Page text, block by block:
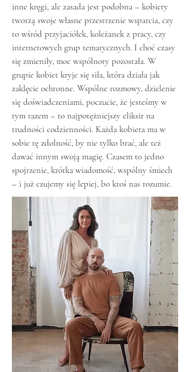
inne kręgi, ale zasada jest podobna – kobiety
tworzą swoje własne przestrzenie wsparcia, czy
to wśród przyjaciółek, koleżanek z pracy, czy
internetowych grup tematycznych. I choć czasy
się zmieniły, moc wspólnoty pozostała. W
grupie kobiet kryje się siła, która działa jak
zaklęcie ochronne. Wspólne rozmowy, dzielenie
się doświadczeniami, poczucie, że jesteśmy w
tym razem – to najpotężniejszy eliksir na
trudności codzienności. Każda kobieta ma w
sobie tę zdolność, by nie tylko brać, ale też
dawać innym swoją magię. Czasem to jedno
spojrzenie, krótka wiadomość, wspólny śmiech
– i już czujemy się lepiej, bo ktoś nas rozumie.